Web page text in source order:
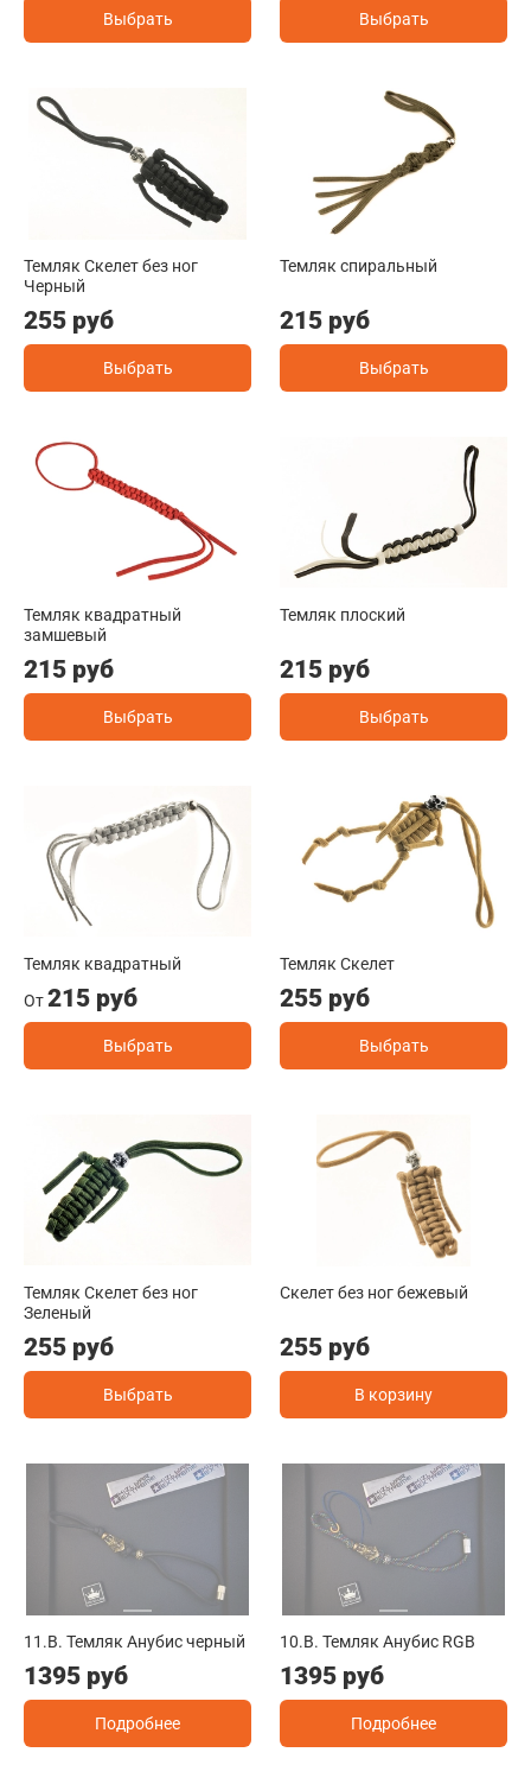
Выбрать Выбрать
Темляк Скелет без ног
Черный
255 руб
Выбрать
Темляк спиральный
215 руб
Выбрать
Темляк квадратный
замшевый
215 руб
Выбрать
Темляк плоский
215 руб
Выбрать
Темляк квадратный
От215 руб
Выбрать
Темляк Скелет
255 руб
Выбрать
Темляк Скелет без ног
Зеленый
255 руб
Выбрать
Скелет без ног бежевый
255 руб
В корзину
11.B. Темляк Анубис черный
1395 руб
Подробнее
10.B. Темляк Анубис RGB
1395 руб
Подробнее